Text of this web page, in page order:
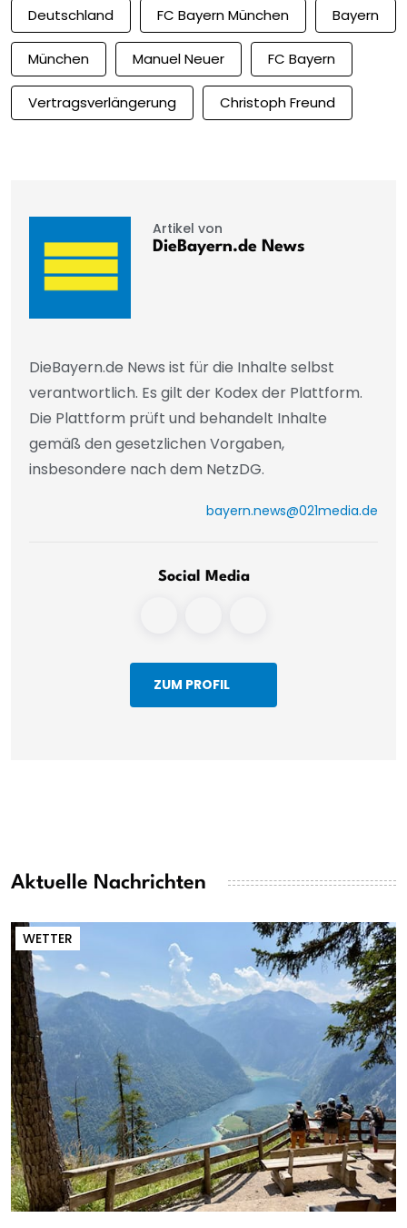
Deutschland FC Bayern München Bayern
München Manuel Neuer FC Bayern
Vertragsverlängerung Christoph Freund
Artikel von
DieBayern.de News
DieBayern.de News ist für die Inhalte selbst
verantwortlich. Es gilt der Kodex der Plattform.
Die Plattform prüft und behandelt Inhalte
gemäß den gesetzlichen Vorgaben,
insbesondere nach dem NetzDG.
bayern.news@021media.de
Social Media
ZUM PROFIL
Aktuelle Nachrichten
WETTER